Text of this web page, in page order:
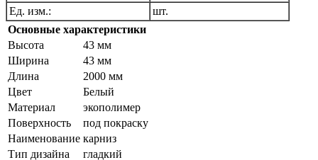
Ед. изм.:
шт.
Основные характеристики
Высота
43 мм
Ширина
43 мм
Длина
2000 мм
Цвет
Белый
Материал
экополимер
Поверхность
под покраску
Наименование карниз
Тип дизайна
гладкий